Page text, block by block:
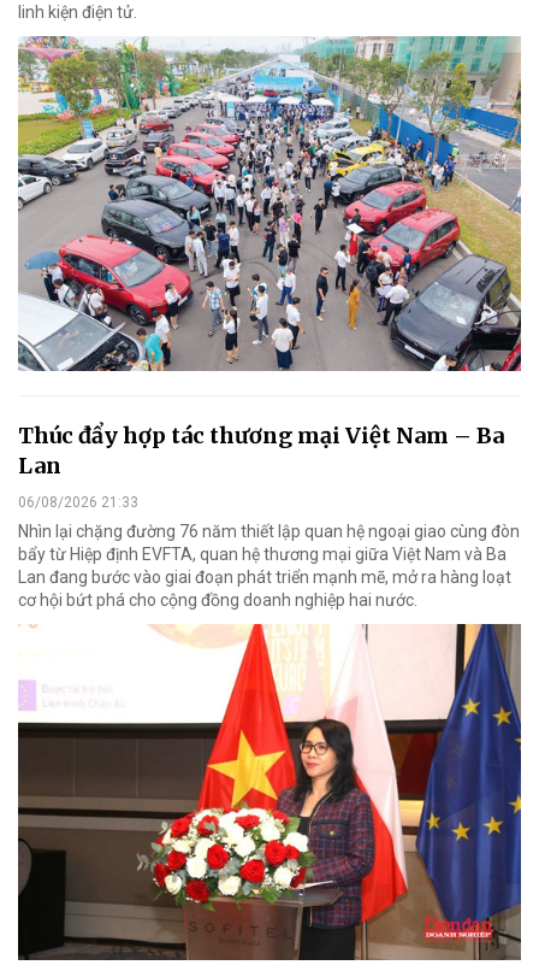
linh kiện điện tử.
Thúc đẩy hợp tác thương mại Việt Nam – Ba
Lan
06/08/2026 21:33
Nhìn lại chặng đường 76 năm thiết lập quan hệ ngoại giao cùng đòn
bẩy từ Hiệp định EVFTA, quan hệ thương mại giữa Việt Nam và Ba
Lan đang bước vào giai đoạn phát triển mạnh mẽ, mở ra hàng loạt
cơ hội bứt phá cho cộng đồng doanh nghiệp hai nước.